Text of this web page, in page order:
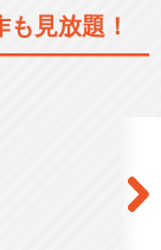
見放題！